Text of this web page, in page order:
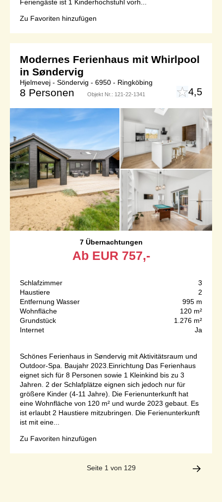
Feriengäste ist 1 Kinderhochstuhl vorh...
Zu Favoriten hinzufügen
Modernes Ferienhaus mit Whirlpool
in Søndervig
Hjelmevej - Söndervig - 6950 - Ringköbing
8 Personen Objekt Nr.: 121-22-1341 4,5
7 Übernachtungen
Ab EUR 757,-
Schlafzimmer
3
Haustiere
2
Entfernung Wasser
995 m
Wohnfläche
120 m²
Grundstück
1.276 m²
Internet
Ja
Schönes Ferienhaus in Søndervig mit Aktivitätsraum und
Outdoor-Spa. Baujahr 2023.Einrichtung Das Ferienhaus
eignet sich für 8 Personen sowie 1 Kleinkind bis zu 3
Jahren. 2 der Schlafplätze eignen sich jedoch nur für
größere Kinder (4-11 Jahre). Die Ferienunterkunft hat
eine Wohnfläche von 120 m² und wurde 2023 gebaut. Es
ist erlaubt 2 Haustiere mitzubringen. Die Ferienunterkunft
ist mit eine...
Zu Favoriten hinzufügen
Seite 1 von 129